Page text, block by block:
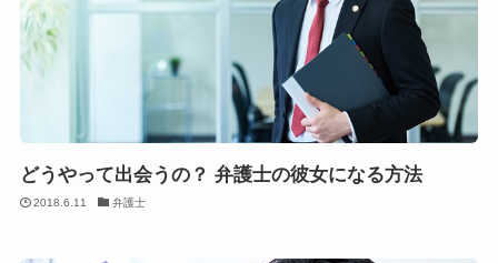
どうやって出会うの？ 弁護士の彼女になる方法
2018.6.11 弁護士